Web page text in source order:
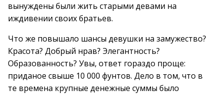
вынуждены были жить старыми девами на
иждивении своих братьев.
Что же повышало шансы девушки на замужество?
Красота? Добрый нрав? Элегантность?
Образованность? Увы, ответ гораздо проще:
приданое свыше 10 000 фунтов. Дело в том, что в
те времена крупные денежные суммы было